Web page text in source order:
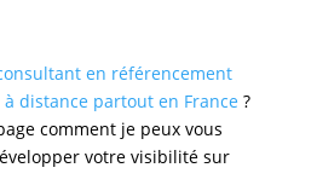
en référencement
distance partout en France ?
comment je peux vous
votre visibilité sur